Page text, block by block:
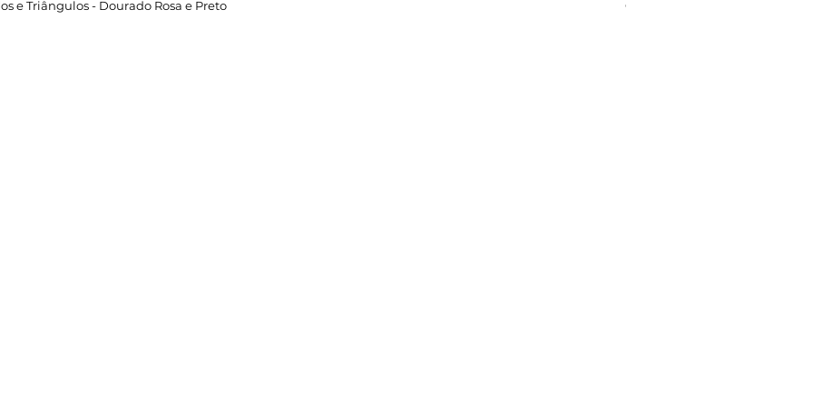
e Triângulos - Dourado Rosa e Preto Geométrico Triângulos -